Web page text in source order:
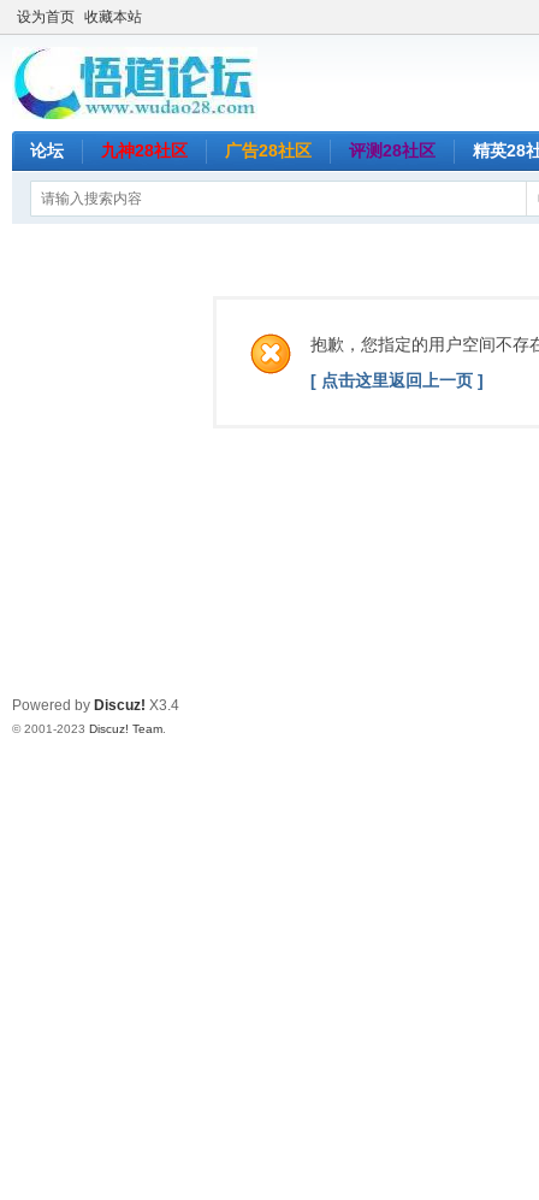
设为首页 收藏本站
论坛 九神28社区 广告28社区 评测28社区 精英28
抱歉，您指定的用户空间不存
[ 点击这里返回上一页 ]
Powered by Discuz! X3.4
© 2001-2023 Discuz! Team